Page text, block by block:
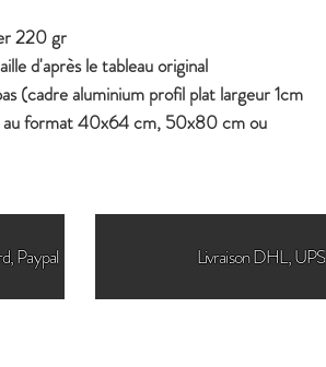
220 gr
d'après le tableau original
(cadre aluminium profil plat largeur 1cm
au format 40x64 cm, 50x80 cm ou
Paypal Livraison DHL, UPS